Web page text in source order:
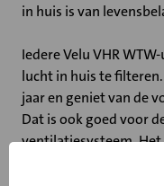
in huis is van
Iedere Velu VHR
lucht in huis te
jaar en geniet van de
Dat is ook goed voor
ventilatiesysteem.